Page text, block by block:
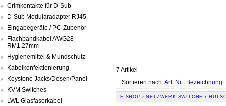
Crimkontakte für D-Sub
D-Sub Modularadapter RJ45
Eingabegeräte / PC-Zubehör
Flachbandkabel AWG28
RM1,27mm
Hygienemittel & Mundschutz
Kabelkonfektionierung
Keystone Jacks/Dosen/Panel
KVM Switches
LWL Glasfaserkabel
7 Artikel
Sortieren nach:Art. Nr | Bezeichnung
E-SHOP › NETZWERK SWITCHE ›